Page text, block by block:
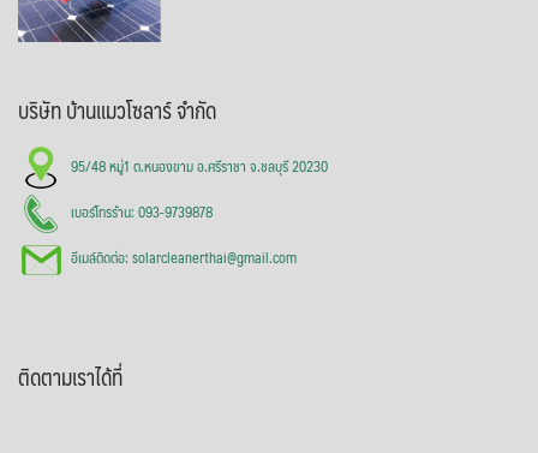
บริษัท บ้านแมวโซลาร์ จำกัด
95/48 หมู่1 ต.หนองขาม อ.ศรีราชา จ.ชลบุรี 20230
เบอร์โทรร้าน: 093-9739878
อีเมล์ติดต่อ: solarcleanerthai@gmail.com
ติดตามเราได้ที่